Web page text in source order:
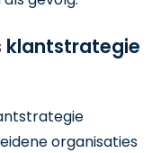
klantstrategie
organisaties